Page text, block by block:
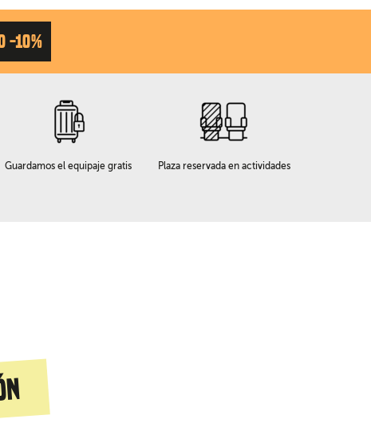
-10%
Guardamos el equipaje gratis Plaza reservada en actividades